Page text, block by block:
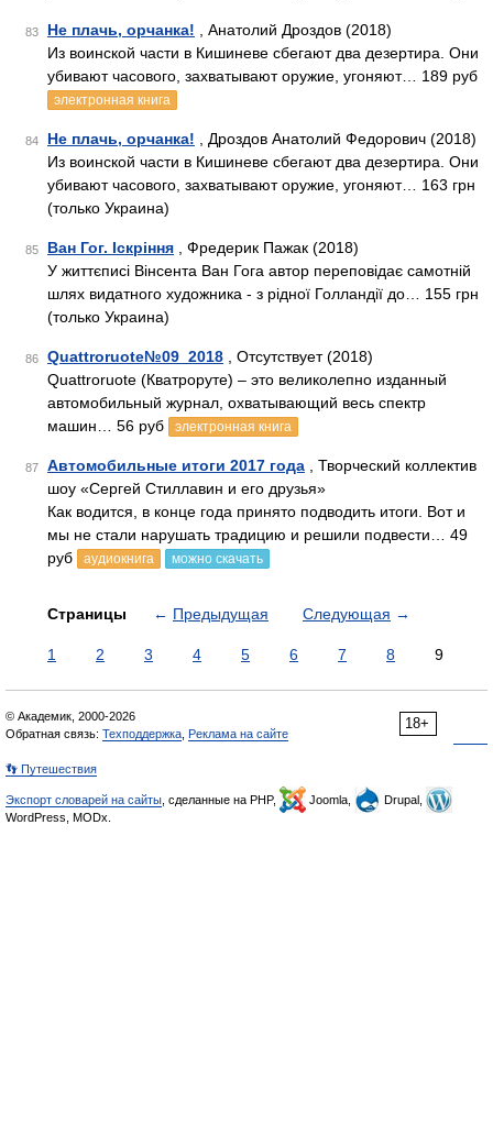
83 Не плачь, орчанка! , Анатолий Дроздов (2018)
Из воинской части в Кишиневе сбегают два дезертира. Они
убивают часового, захватывают оружие, угоняют… 189 руб
электронная книга
84 Не плачь, орчанка! , Дроздов Анатолий Федорович (2018)
Из воинской части в Кишиневе сбегают два дезертира. Они
убивают часового, захватывают оружие, угоняют… 163 грн
(только Украина)
85 Ван Гог. Іскріння , Фредерик Пажак (2018)
У життєписі Вінсента Ван Гога автор переповідає самотній
шлях видатного художника - з рідної Голландії до… 155 грн
(только Украина)
86 Quattroruote№09_2018 , Отсутствует (2018)
Quattroruote (Кватроруте) – это великолепно изданный
автомобильный журнал, охватывающий весь спектр
машин… 56 руб
электронная книга
87 Автомобильные итоги 2017 года , Творческий коллектив
шоу «Сергей Стиллавин и его друзья»
Как водится, в конце года принято подводить итоги. Вот и
мы не стали нарушать традицию и решили подвести… 49
руб
аудиокнига можно скачать
Страницы ← Предыдущая Следующая →
1 2 3 4 5 6 7 8 9
18+
© Академик, 2000-2026
Обратная связь: Техподдержка Реклама на сайте
👣 Путешествия
Экспорт словарей на сайты , сделанные на PHP, Joomla,
Drupal,
WordPress, MODx.